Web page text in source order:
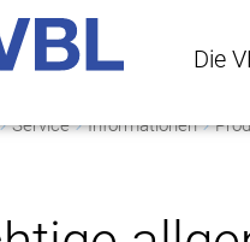
Die
Die
Service Informationen